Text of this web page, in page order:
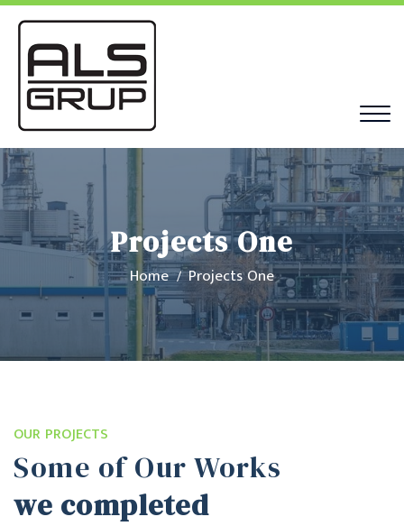
Projects One
Home Projects One
OUR PROJECTS
Some of Our Works
we completed